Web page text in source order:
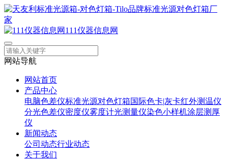
111仪器信息网
网站导航
网站首页
产品中心
电脑色差仪标准光源对色灯箱国际色卡|灰卡红外测温仪
分光色差仪密度仪雾度计光测量仪染色小样机涂层测厚
仪
新闻动态
公司动态行业动态
关于我们